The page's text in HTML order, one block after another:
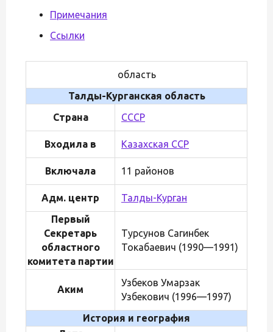
Примечания
Ссылки
область
Талды-Курганская область
Страна
СССР
Входила в Казахская ССР
Включала 11 районов
Адм. центр
Талды-Курган
Первый
Секретарь
областного
комитета партии
Турсунов Сагинбек
Токабаевич (1990—1991)
Аким
Узбеков Умарзак
Узбекович (1996—1997)
История и география